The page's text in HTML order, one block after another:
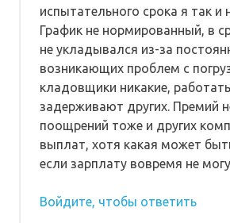
испытательного срока я так и
График не нормированный, в
не укладывался из-за
возникающих проблем с
кладовщики никакие,
задерживают других. Премий
поощрений тоже и других
выплат, хотя какая может
если зарплату вовремя не
Войдите, чтобы ответить